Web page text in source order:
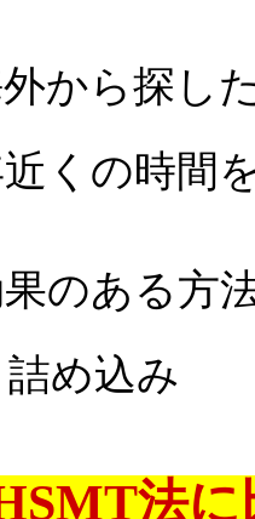
から探し
くの時間
のある方
め込み
法